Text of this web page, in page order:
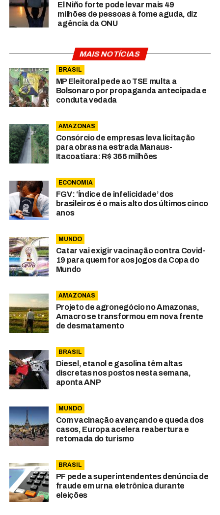
El Niño forte pode levar mais 49
milhões de pessoas à fome aguda, diz
agência da ONU
MAIS NOTÍCIAS
BRASIL
MP Eleitoral pede ao TSE multa a
Bolsonaro por propaganda antecipada e
conduta vedada
AMAZONAS
Consórcio de empresas leva licitação
para obras na estrada Manaus-
Itacoatiara: R$ 366 milhões
ECONOMIA
FGV: ‘Índice de infelicidade’ dos
brasileiros é o mais alto dos últimos cinco
anos
MUNDO
Catar vai exigir vacinação contra Covid-
19 para quem for aos jogos da Copa do
Mundo
AMAZONAS
Projeto de agronegócio no Amazonas,
Amacro se transformou em nova frente
de desmatamento
BRASIL
Diesel, etanol e gasolina têm altas
discretas nos postos nesta semana,
aponta ANP
MUNDO
Com vacinação avançando e queda dos
casos, Europa acelera reabertura e
retomada do turismo
BRASIL
PF pede a superintendentes denúncia de
fraude em urna eletrônica durante
eleições